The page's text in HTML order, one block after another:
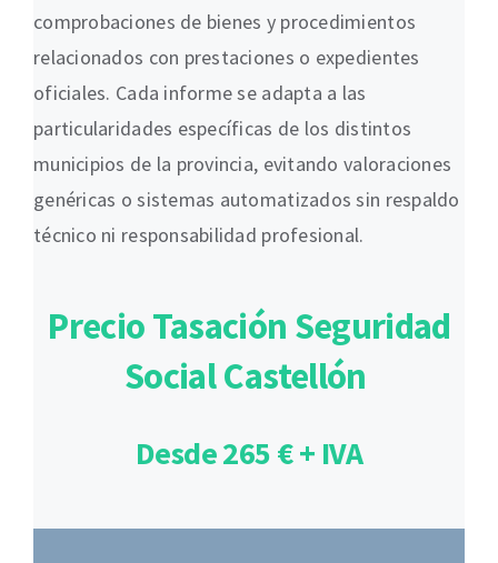
comprobaciones de bienes y procedimientos
relacionados con prestaciones o expedientes
oficiales. Cada informe se adapta a las
particularidades específicas de los distintos
municipios de la provincia, evitando valoraciones
genéricas o sistemas automatizados sin respaldo
técnico ni responsabilidad profesional.
Precio Tasación Seguridad
Social Castellón
Desde 265 € + IVA